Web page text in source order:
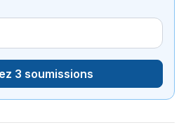
3 soumissions